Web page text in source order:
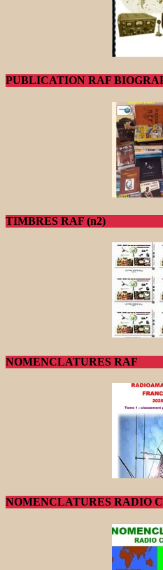
PUBLICATION RAF
TIMBRES RAF (n2)
NOMENCLATURES RAF
NOMENCLATURES RADIO